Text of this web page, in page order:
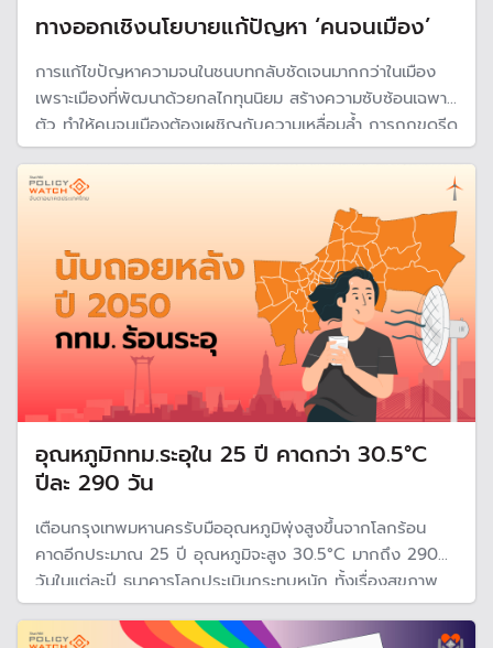
ทางออกเชิงนโยบายแก้ปัญหา ‘คนจนเมือง’
การแก้ไขปัญหาความจนในชนบทกลับชัดเจนมากกว่าในเมือง
เพราะเมืองที่พัฒนาด้วยกลไกทุนนิยม สร้างความซับซ้อนเฉพาะ
ตัว ทำให้คนจนเมืองต้องเผชิญกับความเหลื่อมล้ำ การถูกขูดรีด
และถูกแบ่งแยกออกจากสังคม โจทย์สำคัญคือจะทำอย่างไรให้
สามารถแก้ไขปัญหาความยากจนอันซับซ้อนหลายมิติไปพร้อม
กัน
อุณหภูมิกทม.ระอุใน 25 ปี คาดกว่า 30.5°C
ปีละ 290 วัน
เตือนกรุงเทพมหานครรับมืออุณหภูมิพุ่งสูงขึ้นจากโลกร้อน
คาดอีกประมาณ 25 ปี อุณหภูมิจะสูง 30.5°C มากถึง 290
วันในแต่ละปี ธนาคารโลกประเมินกระทบหนัก ทั้งเรื่องสุขภาพ
และเศรษฐกิจ โดยเฉพาะคนรายได้น้อย จะได้รับผลกระทบหนัก
สุด เรียกร้องหน่วยงานรัฐจับมือแก้ปัญหา ไม่ใช่ต่างคนต่างทำ